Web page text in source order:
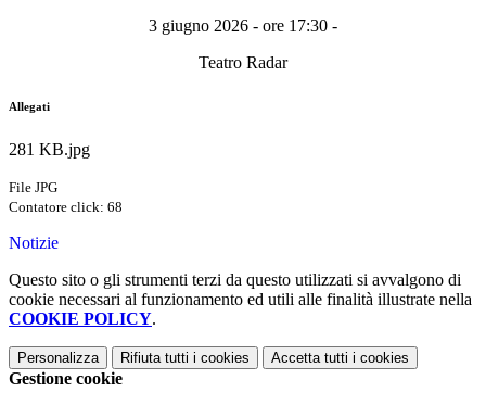
3 giugno 2026 - ore 17:30 -
Teatro Radar
Allegati
281 KB.jpg
File JPG
Contatore click: 68
Notizie
Questo sito o gli strumenti terzi da questo utilizzati si avvalgono di
cookie necessari al funzionamento ed utili alle finalità illustrate nella
COOKIE POLICY.
Personalizza Rifiuta tutti i cookies Accetta tutti i cookies
Gestione cookie